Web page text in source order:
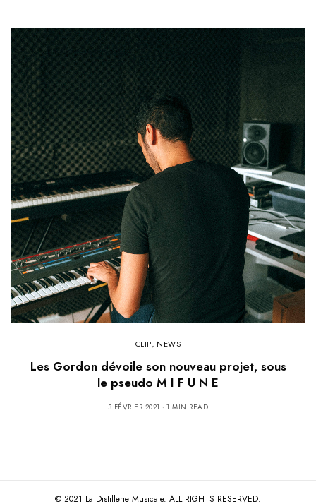
CLIP, NEWS
Les Gordon dévoile son nouveau projet, sous
le pseudo M I F U N E
3 FÉVRIER 2021 1 MIN READ
© 2021 La Distillerie Musicale. ALL RIGHTS RESERVED.